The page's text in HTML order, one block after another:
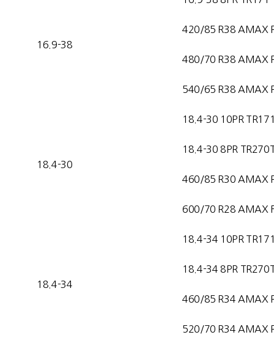
16.9-38
420/85 R38 AMAX
480/70 R38 AMAX
540/65 R38 AMAX
18.4-30
18.4-30 10PR
18.4-30 8PR
460/85 R30 AMAX
600/70 R28 AMAX
18.4-34
18.4-34 10PR
18.4-34 8PR
460/85 R34 AMAX
520/70 R34 AMAX